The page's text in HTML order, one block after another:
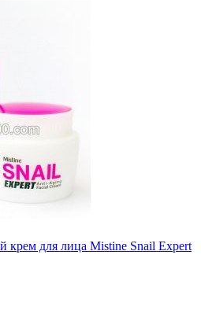
крем для лица Mistine Snail Expert